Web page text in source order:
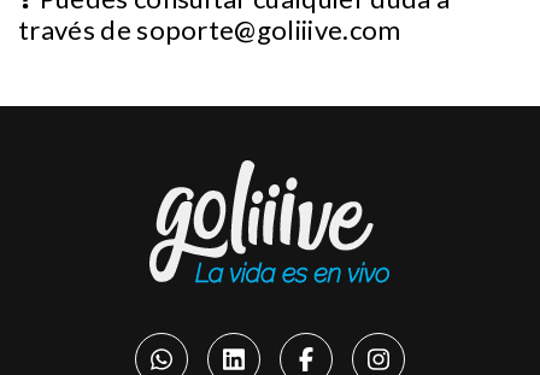
través desoporte@goliiive.com